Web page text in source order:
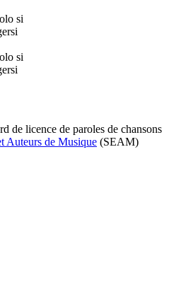
si
si
de licence de paroles de chansons
Auteurs de Musique (SEAM)